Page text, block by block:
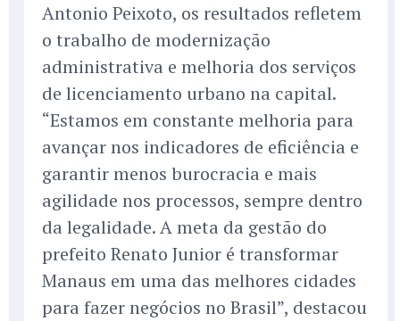
Antonio Peixoto, os resultados refletem
o trabalho de modernização
administrativa e melhoria dos serviços
de licenciamento urbano na capital.
“Estamos em constante melhoria para
avançar nos indicadores de eficiência e
garantir menos burocracia e mais
agilidade nos processos, sempre dentro
da legalidade. A meta da gestão do
prefeito Renato Junior é transformar
Manaus em uma das melhores cidades
para fazer negócios no Brasil”, destacou